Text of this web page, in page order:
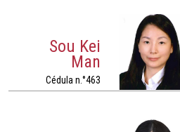
Sou Kei
Man
Cédula n.°463